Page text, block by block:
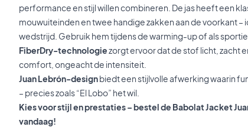
performance en stijl willen combineren. De jas heeft een
mouwuiteinden en twee handige zakken aan de voorkant –
wedstrijd. Gebruik hem tijdens de warming-up of als
FiberDry-technologiezorgt ervoor dat de stof licht, zacht
comfort, ongeacht de intensiteit.
Juan Lebrón-designbiedt een stijlvolle afwerking waarin
– precies zoals “El Lobo” het wil.
Kies voor stijl en prestaties – bestel de Babolat Jacket
vandaag!